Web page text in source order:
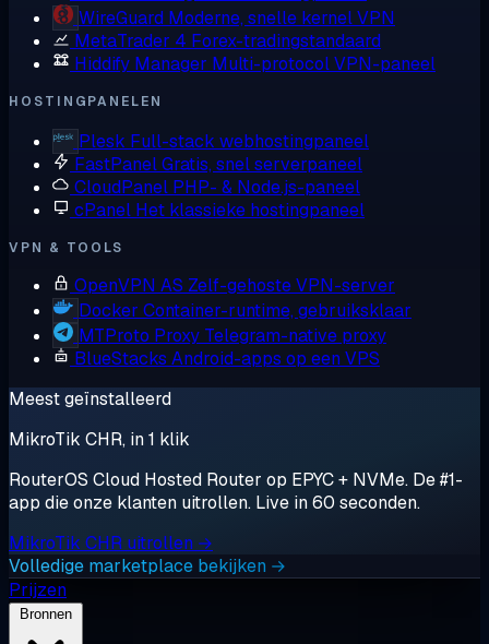
WireGuard Moderne, snelle kernel VPN
MetaTrader 4 Forex-tradingstandaard
Hiddify Manager Multi-protocol VPN-paneel
HOSTINGPANELEN
Plesk Full-stack webhostingpaneel
FastPanelGratis, snel serverpaneel
CloudPanel PHP- & Node.js-paneel
cPanel Het klassieke hostingpaneel
VPN & TOOLS
OpenVPN AS Zelf-gehoste VPN-server
Docker Container-runtime, gebruiksklaar
MTProto Proxy Telegram-native proxy
BlueStacks Android-apps op een VPS
Meest geïnstalleerd
MikroTik CHR, in 1 klik
RouterOS Cloud Hosted Router op EPYC + NVMe. De #1-
app die onze klanten uitrollen. Live in 60 seconden.
MikroTik CHR uitrollen →
Volledige marketplace bekijken →
Prijzen